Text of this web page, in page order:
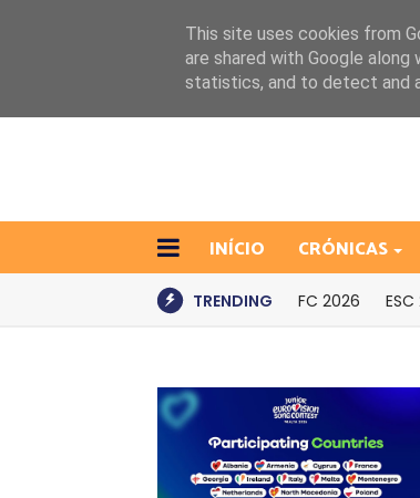
INÍCIO CRÓNICAS
TRENDING FC 2026
This site uses cookies from
are shared with Google
statistics, and to detect and